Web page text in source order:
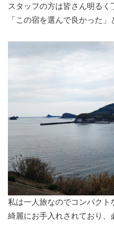
スタッフの方は皆さん明る
「この宿を選んで良かった」
私は一人旅なのでコンパクト
綺麗にお手入れされており